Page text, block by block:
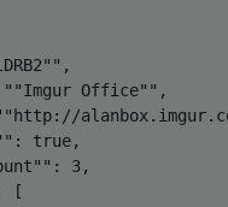
Office"",
true,
3,
[